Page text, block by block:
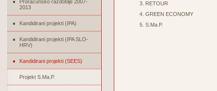
Proračunsko razdoblje 2007-
2013
Kandidirani projekti (IPA)
Kandidirani projekti (IPA SLO-
HRV)
Kandidirani projekti (SEES)
Projekt S.Ma.P.
RETOUR
GREEN ECONOMY
S.Ma.P.